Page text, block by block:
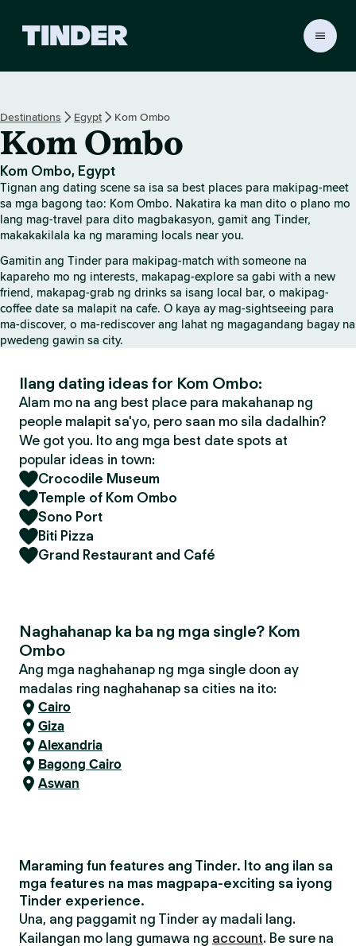
r
H
o
e
Destinations Egypt Kom Ombo
Kom Ombo
Kom Ombo, Egypt
Tignan ang dating scene sa isa sa best places para makipag-meet
sa mga bagong tao: Kom Ombo. Nakatira ka man dito o plano mo
lang mag-travel para dito magbakasyon, gamit ang Tinder,
makakakilala ka ng maraming locals near you.
Gamitin ang Tinder para makipag-match with someone na
kapareho mo ng interests, makapag-explore sa gabi with a new
friend, makapag-grab ng drinks sa isang local bar, o makipag-
coffee date sa malapit na cafe. O kaya ay mag-sightseeing para
ma-discover, o ma-rediscover ang lahat ng magagandang bagay na
pwedeng gawin sa city.
Ilang dating ideas for Kom Ombo:
Alam mo na ang best place para makahanap ng
people malapit sa'yo, pero saan mo sila dadalhin?
We got you. Ito ang mga best date spots at
popular ideas in town:
Crocodile Museum
Temple of Kom Ombo
Sono Port
Biti Pizza
Grand Restaurant and Café
Naghahanap ka ba ng mga single? Kom
Ombo
Ang mga naghahanap ng mga single doon ay
madalas ring naghahanap sa cities na ito:
Cairo
Giza
Alexandria
Bagong Cairo
Aswan
Maraming fun features ang Tinder. Ito ang ilan sa
mga features na mas magpapa-exciting sa iyong
Tinder experience.
Una, ang paggamit ng Tinder ay madali lang.
Kailangan mo lang gumawa ng account. Be sure na